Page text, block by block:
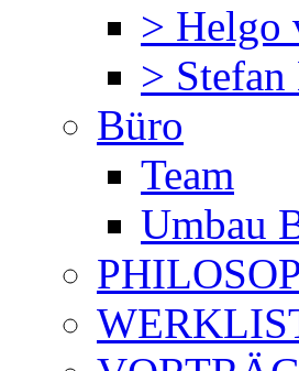
> Helgo
>
Büro
Team
Umbau